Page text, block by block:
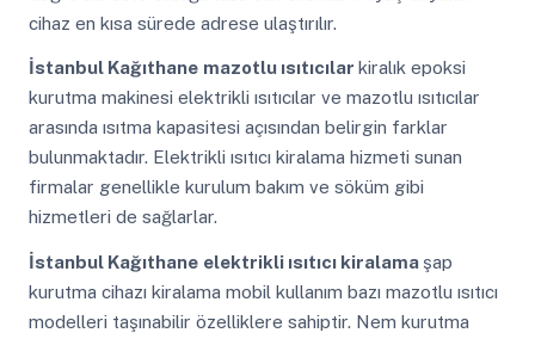
cihaz en kısa sürede adrese ulaştırılır.
İstanbul Kağıthane mazotlu ısıtıcılar kiralık epoksi
kurutma makinesi elektrikli ısıtıcılar ve mazotlu ısıtıcılar
arasında ısıtma kapasitesi açısından belirgin farklar
bulunmaktadır. Elektrikli ısıtıcı kiralama hizmeti sunan
firmalar genellikle kurulum bakım ve söküm gibi
hizmetleri de sağlarlar.
İstanbul Kağıthane elektrikli ısıtıcı kiralama şap
kurutma cihazı kiralama mobil kullanım bazı mazotlu ısıtıcı
modelleri taşınabilir özelliklere sahiptir. Nem kurutma